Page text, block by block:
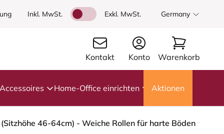
Inkl. MwSt. Exkl. MwSt. Germany
Kontakt Konto Warenkorb
Accessoires Home-Office einrichten Aktionen
46-64cm) - Weiche Rollen für harte Böden